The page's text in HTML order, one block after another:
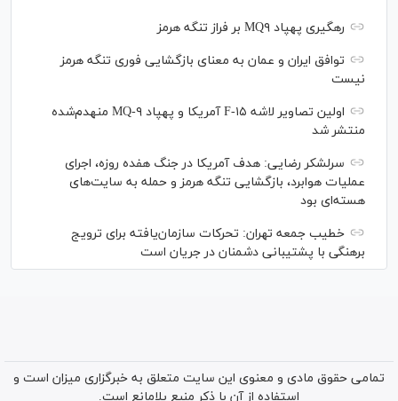
رهگیری پهپاد MQ۹ بر فراز تنگه هرمز
توافق ایران و عمان به معنای بازگشایی فوری تنگه هرمز
نیست
اولین تصاویر لاشه F-۱۵ آمریکا و پهپاد MQ-۹ منهدم‌شده
منتشر شد
سرلشکر رضایی: هدف آمریکا در جنگ هفده روزه، اجرای
عملیات هوابرد، بازگشایی تنگه هرمز و حمله به سایت‌های
هسته‌ای بود
خطیب جمعه تهران: تحرکات سازمان‌یافته برای ترویج
برهنگی با پشتیبانی دشمنان در جریان است
تمامی حقوق مادی و معنوی این سایت متعلق به خبرگزاری میزان است و
استفاده از آن با ذکر منبع بلامانع است.